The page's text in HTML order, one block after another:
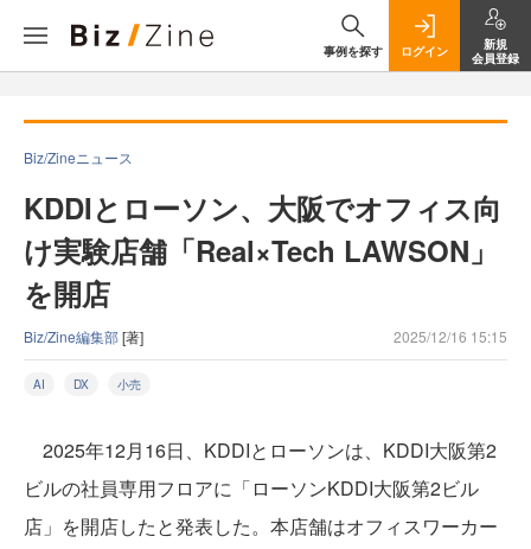
事例を探す ログイン
新規
会員登録
Biz/Zineニュース
KDDIとローソン、大阪でオフィス向
け実験店舗「Real×Tech LAWSON」
を開店
Biz/Zine編集部[著] 2025/12/16 15:15
AI DX 小売
2025年12月16日、KDDIとローソンは、KDDI大阪第2
ビルの社員専用フロアに「ローソンKDDI大阪第2ビル
店」を開店したと発表した。本店舗はオフィスワーカー